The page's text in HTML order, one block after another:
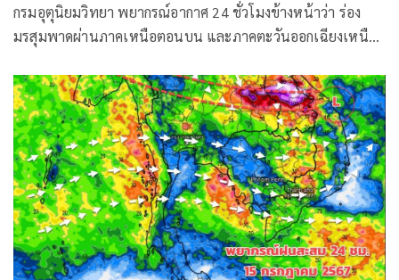
กรมอุตุนิยมวิทยา พยากรณ์อากาศ 24 ชั่วโมงข้างหน้าว่า ร่อง
มรสุมพาดผ่านภาคเหนือตอนบน และภาคตะวันออกเฉียงเหนือ
ปกคลุมทะเลอันดามัน